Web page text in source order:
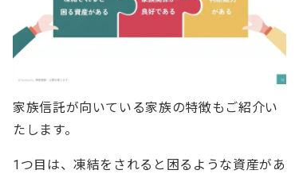
家族信託が向いている家族の特徴もご紹介い
たします。
1つ目は、凍結をされると困るような資産があ